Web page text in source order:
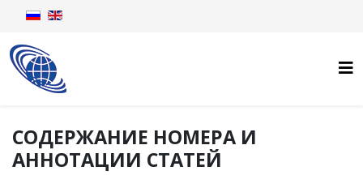
СОДЕРЖАНИЕ НОМЕРА И
АННОТАЦИИ СТАТЕЙ